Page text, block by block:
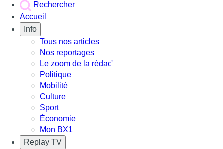
Rechercher
Accueil
Info
Tous nos articles
Nos reportages
Le zoom de la rédac'
Politique
Mobilité
Culture
Sport
Économie
Mon BX1
Replay TV